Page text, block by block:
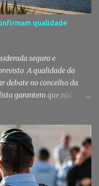
futuro Centro Escolar de
milhões de euros que
pelo Página UM. O
o recurso ao ajuste direto
socied...
qualidade
segura e
A qualidade da
debate no concelho da
garantem que não
posição validada pela a
de Julho - acusam
injustificadas e
passa por um
euros previsto pela